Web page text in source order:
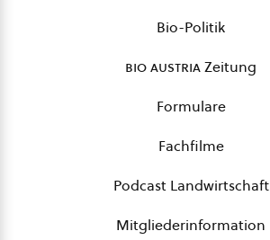
Bio-Politik
bio austriaZeitung
Formulare
Fachfilme
Podcast Landwirtschaft
Mitgliederinformation